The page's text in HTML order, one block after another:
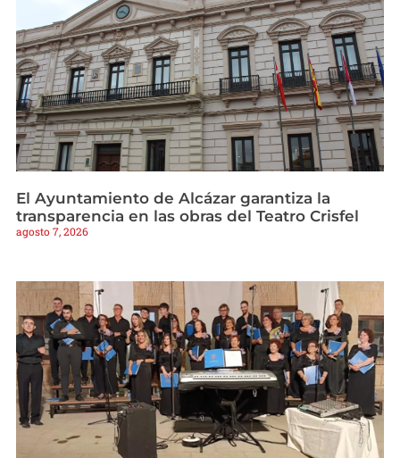
El Ayuntamiento de Alcázar garantiza la
transparencia en las obras del Teatro Crisfel
agosto 7, 2026